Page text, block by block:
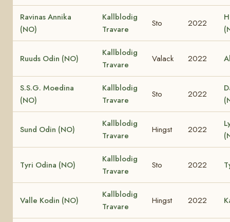
Ravinas Annika
(NO)
Kallblodig
Travare
Sto 2022
Ruuds Odin (NO)
Kallblodig
Travare
Valack 2022
S.S.G. Moedina
(NO)
Kallblodig
Travare
Sto 2022
Sund Odin (NO)
Kallblodig
Travare
Hingst 2022
Tyri Odina (NO)
Kallblodig
Travare
Sto 2022
Valle Kodin (NO)
Kallblodig
Travare
Hingst 2022